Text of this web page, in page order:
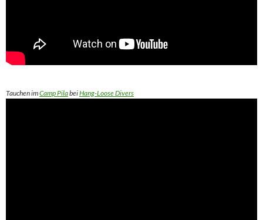
Tauchen imCamp PilabeiHang-Loose Divers